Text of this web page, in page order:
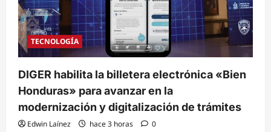
TECNOLOGÍA
DIGER habilita la billetera electrónica «Bien
Honduras» para avanzar en la
modernización y digitalización de trámites
Edwin Laínez hace 3 horas 0